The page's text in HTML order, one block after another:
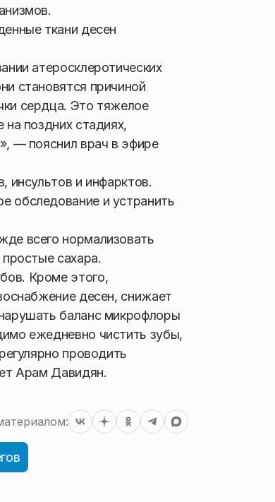
ткани десен
атеросклеротических
становятся причиной
сердца. Это тяжелое
поздних стадиях,
— пояснил врач в эфире
инсультов и инфарктов.
обследование и устранить
всего нормализовать
сахара.
Кроме этого,
десен, снижает
баланс микрофлоры
ежедневно чистить зубы,
проводить
Арам Давидян.